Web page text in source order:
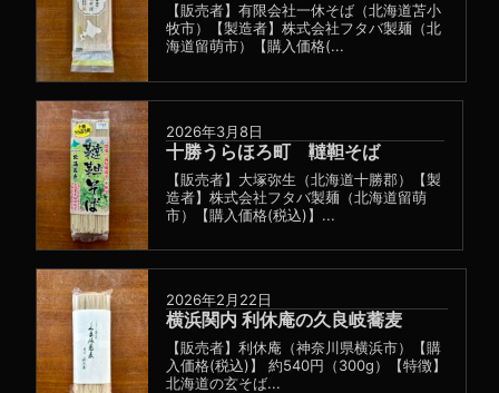
【販売者】有限会社一休そば（北海道苫小
牧市）【製造者】株式会社フタバ製麺（北
海道留萌市）【購入価格(...
2026年3月8日
十勝うらほろ町 韃靼そば
【販売者】大塚弥生（北海道十勝郡）【製
造者】株式会社フタバ製麺（北海道留萌
市）【購入価格(税込)】...
2026年2月22日
横浜関内 利休庵の久良岐蕎麦
【販売者】利休庵（神奈川県横浜市）【購
入価格(税込)】 約540円（300g）【特徴】
北海道の玄そば...